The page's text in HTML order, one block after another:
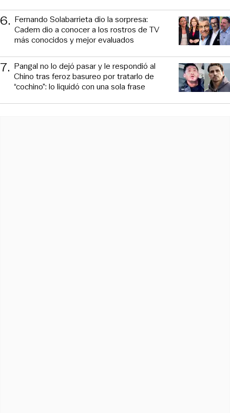
6. Fernando Solabarrieta dio la sorpresa:
Cadem dio a conocer a los rostros de TV
más conocidos y mejor evaluados
7. Pangal no lo dejó pasar y le respondió al
Chino tras feroz basureo por tratarlo de
“cochino”: lo liquidó con una sola frase